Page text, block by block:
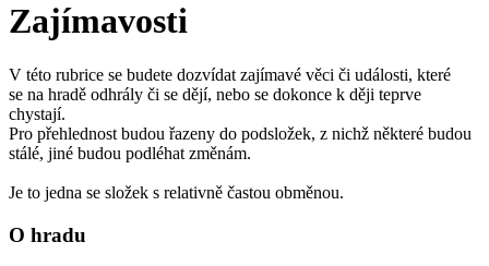
Zajímavosti
V této rubrice se budete dozvídat zajímavé věci či události, které
se na hradě odhrály či se dějí, nebo se dokonce k ději teprve
chystají.
Pro přehlednost budou řazeny do podsložek, z nichž některé budou
stálé, jiné budou podléhat změnám.
Je to jedna se složek s relativně častou obměnou.
O hradu